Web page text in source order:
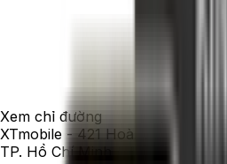
Xem chỉ đường
XTmobile - 421 Hoàng Văn Thụ,
TP. Hồ Chí Minh